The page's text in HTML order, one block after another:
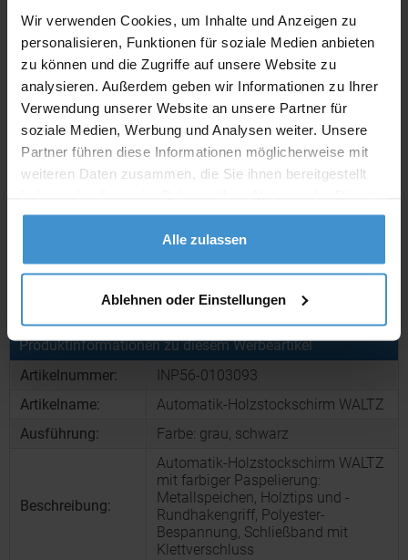
Wir verwenden Cookies, um Inhalte und Anzeigen zu
personalisieren, Funktionen für soziale Medien anbieten
zu können und die Zugriffe auf unsere Website zu
analysieren. Außerdem geben wir Informationen zu Ihrer
Verwendung unserer Website an unsere Partner für
soziale Medien, Werbung und Analysen weiter. Unsere
Partner führen diese Informationen möglicherweise mit
weiteren Daten zusammen, die Sie ihnen bereitgestellt
gesammelt haben.
Alle zulassen
Ablehnen oder Einstellungen
Individuelle Anfrage
Lieferzeiten
Artikel mit Werbeanbringung: ca. 10 Werktage
Muster mit Ihrer
Werbeanbringung zur Freigabe
der Produktion:
ca. 10 Werktage
ca. 3 - 5 Werktage
Muster bestellen
Produktinformationen zu diesem Werbeartikel
Artikelnummer:
INP56-0103093
Artikelname:
Automatik-Holzstockschirm WALTZ
Ausführung:
Farbe: grau, schwarz
Beschreibung:
Automatik-Holzstockschirm WALTZ
mit farbiger Paspelierung:
Metallspeichen, Holztips und -
Rundhakengriff, Polyester-
Bespannung, Schließband mit
Klettverschluss